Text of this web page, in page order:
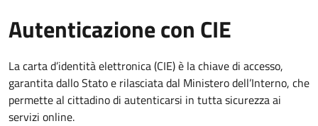
Autenticazione con CIE
La carta d’identità elettronica (CIE) è la chiave di accesso,
garantita dallo Stato e rilasciata dal Ministero dell’Interno, che
permette al cittadino di autenticarsi in tutta sicurezza ai
servizi online.